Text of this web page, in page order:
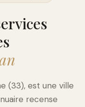
(33), est une ville
recense